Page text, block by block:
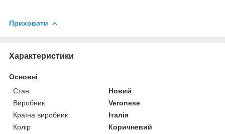
Приховати
Характеристики
Основні
Стан
Новий
Виробник
Veronese
Країна виробник
Італія
Колір
Коричневий